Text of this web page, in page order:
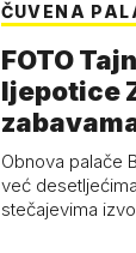
ČUVENA
FOTO
ljepotice
pud…
Obnova palače
već
stečajevima